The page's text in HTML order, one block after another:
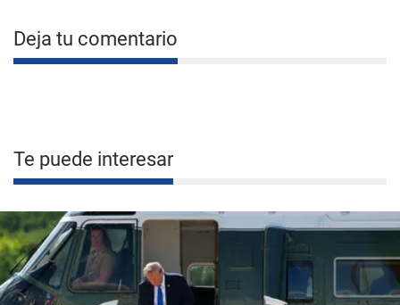
Deja tu comentario
Te puede interesar